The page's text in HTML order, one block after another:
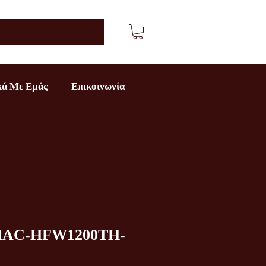
Με Εμάς Επικοινωνία
HFW1200TH-